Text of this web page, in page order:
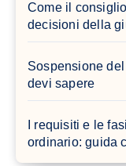
Come il
decisioni della
Sospensione
devi sapere
I requisiti e le
ordinario: guida